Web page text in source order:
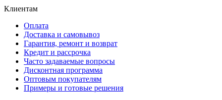
Клиентам
Оплата
Доставка и самовывоз
Гарантия, ремонт и возврат
Кредит и рассрочка
Часто задаваемые вопросы
Дисконтная программа
Оптовым покупателям
Примеры и готовые решения